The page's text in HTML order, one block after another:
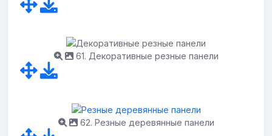
61. Декоративные резные панели
62. Резные деревянные панели